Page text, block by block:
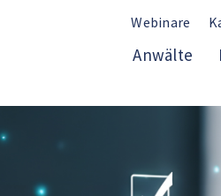
Webinare
Anwälte